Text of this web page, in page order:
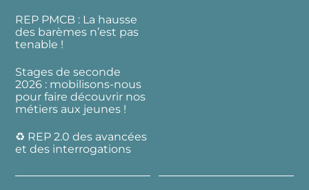
REP PMCB : La hausse
des barèmes n’est pas
tenable !
Stages de seconde
2026 : mobilisons-nous
pour faire découvrir nos
métiers aux jeunes !
♻️ REP 2.0 des avancées
et des interrogations